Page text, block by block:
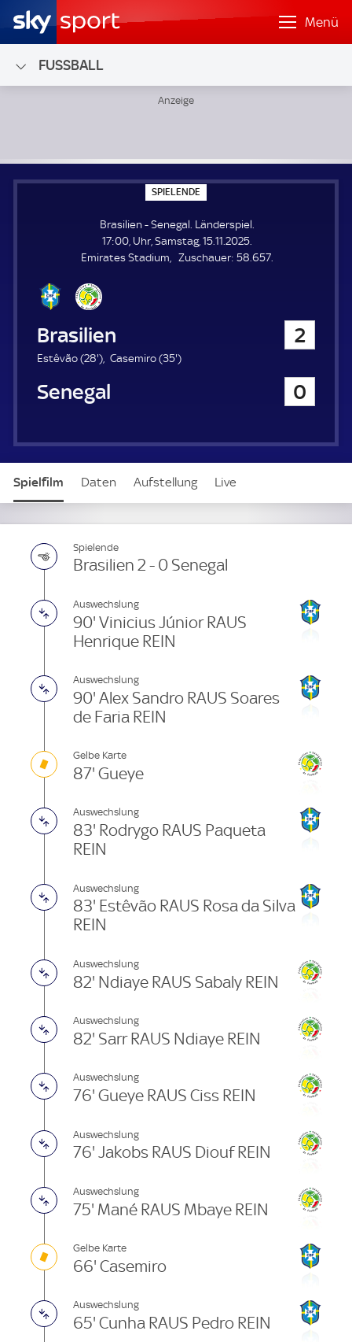
Menü
FUSSBALL
SPIELENDE
P
E
L
E
N
Brasilien - Senegal. Länderspiel.
17:00, Uhr, Samstag, 15.11.2025.
Emirates Stadium
Zuschauer: Z
58.657.
Brasilien 2
Estêvão (28'2
.
e
) Casemiro (35'3
e
)
Senegal 0
Spielfilm Daten Aufstellung Live
Spielende
Brasilien 2 - 0 Senegal
Auswechslung
90' Vinicius Júnior RAUS
Henrique REIN
Auswechslung
90' Alex Sandro RAUS Soares
de Faria REIN
Gelbe Karte
87' Gueye
Auswechslung
83' Rodrygo RAUS Paqueta
REIN
Auswechslung
83' Estêvão RAUS Rosa da Silva
REIN
Auswechslung
82' Ndiaye RAUS Sabaly REIN
Auswechslung
82' Sarr RAUS Ndiaye REIN
Auswechslung
76' Gueye RAUS Ciss REIN
Auswechslung
76' Jakobs RAUS Diouf REIN
Auswechslung
75' Mané RAUS Mbaye REIN
Gelbe Karte
66' Casemiro
Auswechslung
65' Cunha RAUS Pedro REIN